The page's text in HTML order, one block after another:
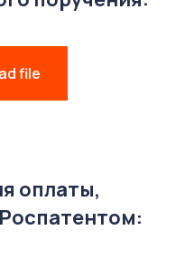
file
оплаты,